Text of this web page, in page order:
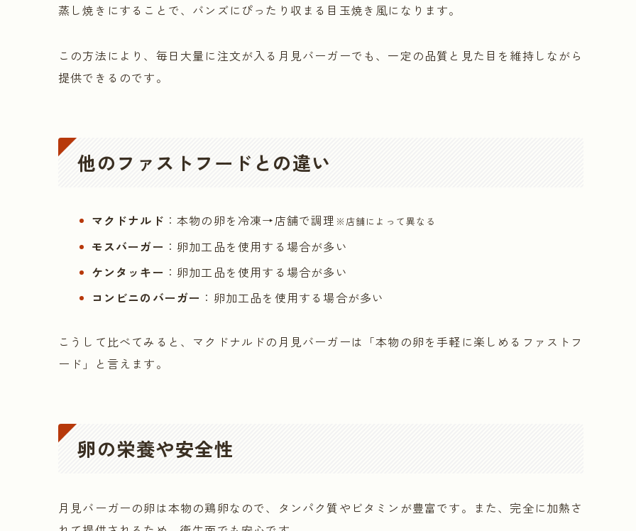
蒸し焼きにすることで、バンズにぴったり収まる目玉焼き風になります。
この方法により、毎日大量に注文が入る月見バーガーでも、一定の品質と見た目を維持しながら
提供できるのです。
他のファストフードとの違い
マクドナルド ：本物の卵を冷凍→店舗で調理 ※店舗によって異なる
モスバーガー ：卵加工品を使用する場合が多い
ケンタッキー ：卵加工品を使用する場合が多い
コンビニのバーガー ：卵加工品を使用する場合が多い
こうして比べてみると、マクドナルドの月見バーガーは「本物の卵を手軽に楽しめるファストフ
ード」と言えます。
卵の栄養や安全性
月見バーガーの卵は本物の鶏卵なので、タンパク質やビタミンが豊富です。また、完全に加熱さ